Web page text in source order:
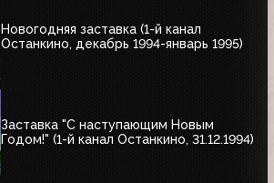
Новогодняя заставка (1-й канал
Останкино, декабрь 1994-январь 1995)
Заставка "С наступающим Новым
Годом!" (1-й канал Останкино, 31.12.1994)